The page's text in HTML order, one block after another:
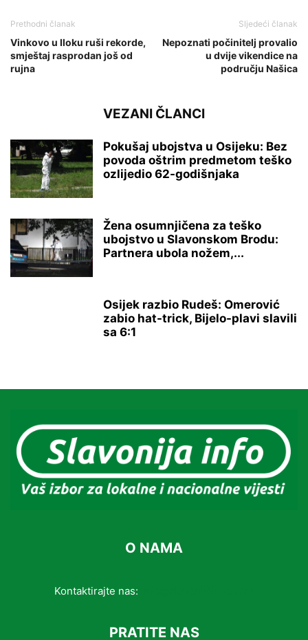
Prethodni članak
Vinkovo u Iloku ruši rekorde,
smještaj rasprodan još od
rujna
Sljedeći članak
Nepoznati počinitelj provalio
u dvije vikendice na
području Našica
VEZANI ČLANCI
Pokušaj ubojstva u Osijeku: Bez
povoda oštrim predmetom teško
ozlijedio 62-godišnjaka
Žena osumnjičena za teško
ubojstvo u Slavonskom Brodu:
Partnera ubola nožem,...
Osijek razbio Rudeš: Omerović
zabio hat-trick, Bijelo-plavi slavili
sa 6:1
O NAMA
Kontaktirajte nas:
PRATITE NAS